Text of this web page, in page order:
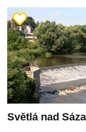
Světlá nad